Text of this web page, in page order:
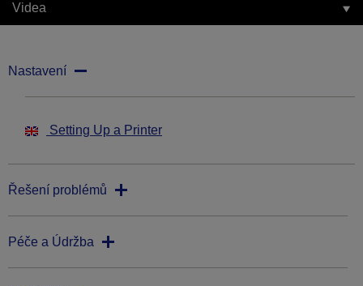
Videa
Nastavení
Setting Up a Printer
Řešení problémů
Péče a Údržba